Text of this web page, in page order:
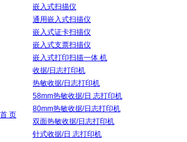
首 页
嵌入式扫描仪
通用嵌入式扫描仪
嵌入式证卡扫描仪
嵌入式支票扫描仪
嵌入式打印扫描一体 机
收据/日志打印机
热敏收据/日志打印机
58mm热敏收据/日 志打印机
80mm热敏收据/日志打印机
双面热敏收据/日志打印机
针式收据/日 志打印机